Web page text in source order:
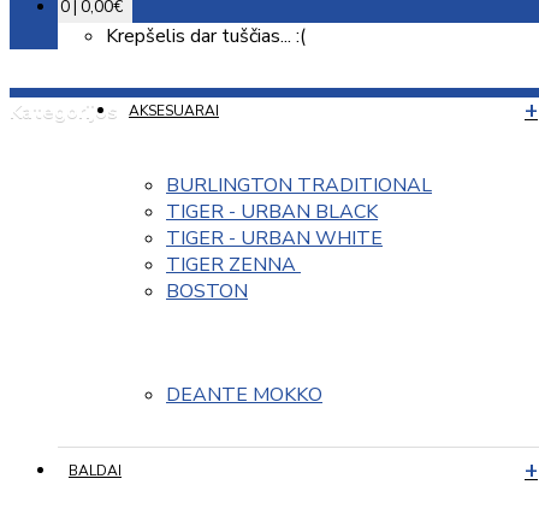
0 | 0,00€
Krepšelis dar tuščias... :(
Kategorijos AKSESUARAI
BURLINGTON TRADITIONAL
TIGER - URBAN BLACK
TIGER - URBAN WHITE
TIGER ZENNA
BOSTON
DEANTE MOKKO
BALDAI